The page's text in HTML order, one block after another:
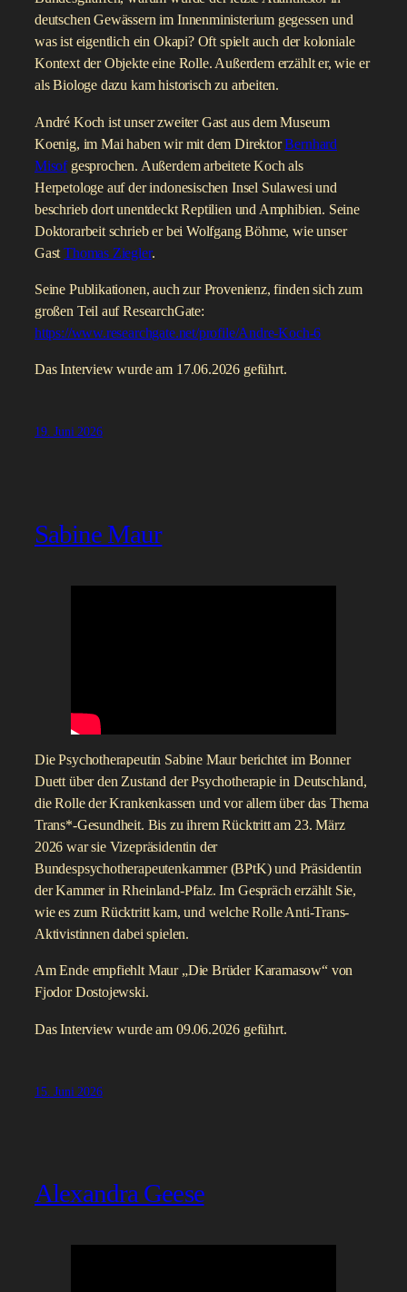
deutschen Gewässern im Innenministerium gegessen und
was ist eigentlich ein Okapi? Oft spielt auch der koloniale
Kontext der Objekte eine Rolle. Außerdem erzählt er, wie er
als Biologe dazu kam historisch zu arbeiten.
André Koch ist unser zweiter Gast aus dem Museum
Koenig, im Mai haben wir mit dem DirektorBernhard
Misofgesprochen. Außerdem arbeitete Koch als
Herpetologe auf der indonesischen Insel Sulawesi und
beschrieb dort unentdeckt Reptilien und Amphibien. Seine
Doktorarbeit schrieb er bei Wolfgang Böhme, wie unser
GastThomas Ziegler.
Seine Publikationen, auch zur Provenienz, finden sich zum
großen Teil auf ResearchGate:
https://www.researchgate.net/profile/Andre-Koch-6
Das Interview wurde am 17.06.2026 geführt.
19. Juni 2026
Sabine Maur
Die Psychotherapeutin Sabine Maur berichtet im Bonner
Duett über den Zustand der Psychotherapie in Deutschland,
die Rolle der Krankenkassen und vor allem über das Thema
Trans*-Gesundheit. Bis zu ihrem Rücktritt am 23. März
2026 war sie Vizepräsidentin der
Bundespsychotherapeutenkammer (BPtK) und Präsidentin
der Kammer in Rheinland-Pfalz. Im Gespräch erzählt Sie,
wie es zum Rücktritt kam, und welche Rolle Anti-Trans-
Aktivistinnen dabei spielen.
Am Ende empfiehlt Maur „Die Brüder Karamasow“ von
Fjodor Dostojewski.
Das Interview wurde am 09.06.2026 geführt.
15. Juni 2026
Alexandra Geese